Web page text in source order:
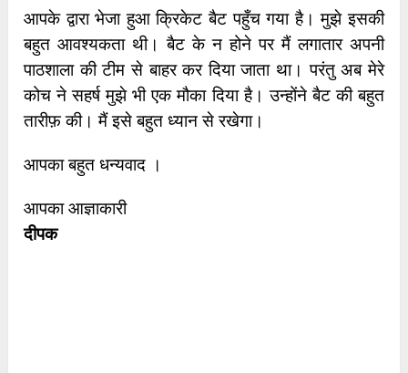
आपके द्वारा भेजा हुआ क्रिकेट बैट पहुँच गया है। मुझे इसकी
बहुत आवश्यकता थी। बैट के न होने पर मैं लगातार अपनी
पाठशाला की टीम से बाहर कर दिया जाता था। परंतु अब मेरे
कोच ने सहर्ष मुझे भी एक मौका दिया है। उन्होंने बैट की बहुत
तारीफ़ की। मैं इसे बहुत ध्यान से रखेगा।
आपका बहुत धन्यवाद ।
आपका आज्ञाकारी
दीपक